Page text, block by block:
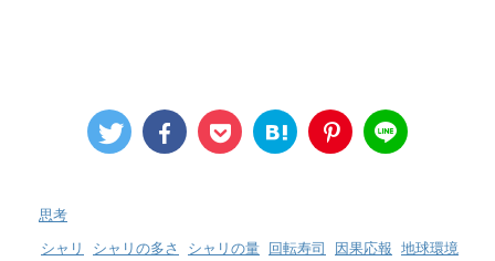
思考
シャリ シャリの多さ シャリの量 回転寿司 因果応報 地球環境